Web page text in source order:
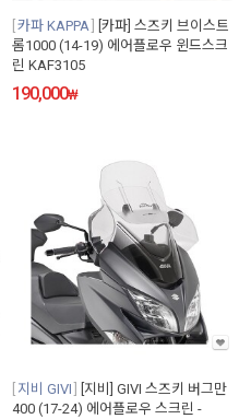
카파 KAPPA
[카파] 스즈키 브이스트
롬1000 (14-19) 에어플로우 윈드스크
린 KAF3105
190,000₩
지비 GIVI
[지비] GIVI 스즈키 버그만
400 (17-24) 에어플로우 스크린 -